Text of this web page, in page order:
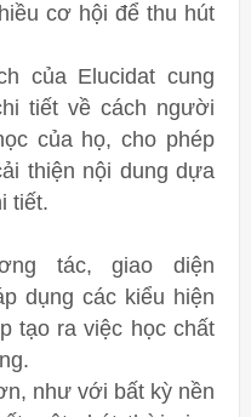
cơ hội để thu hút
của Elucidat cung
tiết về cách người
của họ, cho phép
thiện nội dung dựa
tiết.
tác, giao diện
dụng các kiểu hiện
tạo ra việc học chất
như với bất kỳ nền